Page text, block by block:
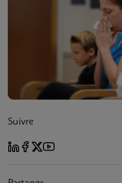
Suivre